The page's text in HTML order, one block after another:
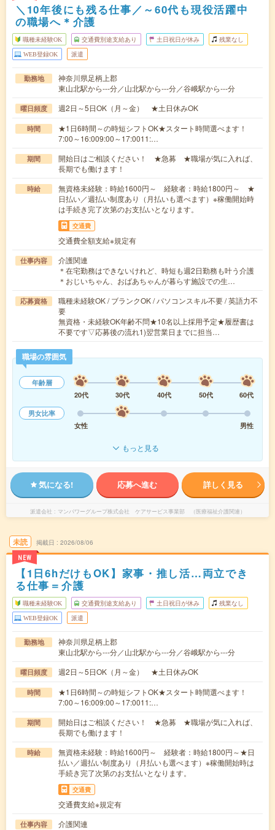
＼10年後にも残る仕事／～60代も現役活躍中
の職場へ＊介護
職種未経験OK 交通費別途支給あり 土日祝日が休み 残業なし
WEB登録OK 派遣
勤務地
神奈川県足柄上郡
東山北駅から---分／山北駅から---分／谷峨駅から---分
曜日頻度 週2日～5日OK（月～金） ★土日休みOK
時間
★1日6時間～の時短シフトOK★スタート時間選べます！
7:00～16:009:00～17:0011:…
期間
開始日はご相談ください！ ★急募 ★職場が気に入れば、
長期でも働けます！
時給
無資格未経験：時給1600円～ 経験者：時給1800円～ ★
日払い／週払い制度あり（月払いも選べます）※稼働開始時
は手続き完了次第のお支払いとなります。
交通費
交通費全額支給※規定有
仕事内容
介護関連
＊在宅勤務はできないけれど、時短も週2日勤務も叶う介護
＊おじいちゃん、おばあちゃんが暮らす施設での生…
応募資格
職種未経験OK / ブランクOK / パソコンスキル不要 / 英語力不
要
無資格・未経験OK年齢不問★10名以上採用予定★履歴書は
不要です▽応募後の流れ1)翌営業日までに担当…
職場の雰囲気
年齢層
20代
30代 40代 50代
60代
男女比率
女性
男性
もっと見る
気になる! 応募へ進む 詳しく見る
派遣会社 マンパワーグループ株式会社 ケアサービス事業部 （医療福祉介護関連）
未読
NEW
掲載日 2026/08/06
【1日6hだけもOK】家事・推し活…両立でき
る仕事＝介護
職種未経験OK 交通費別途支給あり 土日祝日が休み 残業なし
WEB登録OK 派遣
勤務地
神奈川県足柄上郡
東山北駅から---分／山北駅から---分／谷峨駅から---分
曜日頻度 週2日～5日OK（月～金） ★土日休みOK
時間
★1日6時間～の時短シフトOK★スタート時間選べます！
7:00～16:009:00～17:0011:…
期間
開始日はご相談ください！ ★急募 ★職場が気に入れば、
長期でも働けます！
時給
無資格未経験：時給1600円～ 経験者：時給1800円～★日
払い／週払い制度あり（月払いも選べます）※稼働開始時は
手続き完了次第のお支払いとなります。
交通費
交通費支給※規定有
仕事内容
介護関連